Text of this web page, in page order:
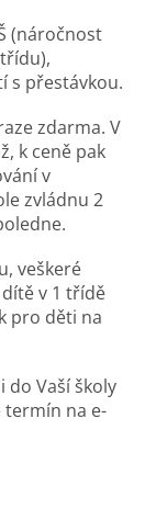
(náročnost
s přestávkou.
zdarma. V
k ceně pak
v
zvládnu 2
veškeré
v 1 třídě
pro děti na
do Vaší školy
na e-